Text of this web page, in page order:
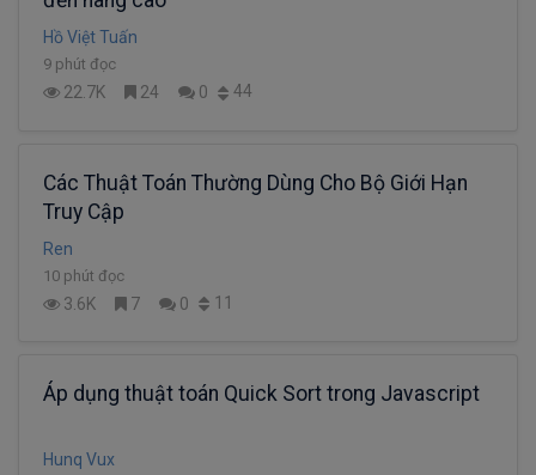
Hồ Việt Tuấn
9 phút đọc
22.7K 24 0 44
Các Thuật Toán Thường Dùng Cho Bộ Giới Hạn
Truy Cập
Ren
10 phút đọc
3.6K 7 0 11
Áp dụng thuật toán Quick Sort trong Javascript
Hunq Vux